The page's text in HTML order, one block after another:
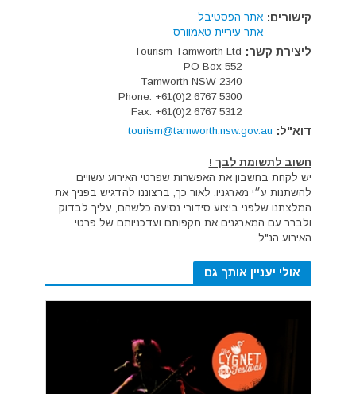
קישורים: אתר הפסטיבל
אתר עיריית טאמוורס
ליצירת קשר: Tourism Tamworth Ltd
PO Box 552
Tamworth NSW 2340
Phone: +61(0)2 6767 5300
Fax: +61(0)2 6767 5312
דוא"ל: tourism@tamworth.nsw.gov.au
חשוב לתשומת לבך !
יש לקחת בחשבון את האפשרות שפרטי האירוע עשויים
להשתנות ע״י מארגניו. לאור כך, ברצוננו להדגיש בפניך את
המלצתנו שלפני ביצוע סידורי נסיעה כלשהם, עליך לבדוק
ולברר עם המארגנים את תקפותם ועדכניותם של פרטי
האירוע הנ"ל.
אולי יעניין אותך גם